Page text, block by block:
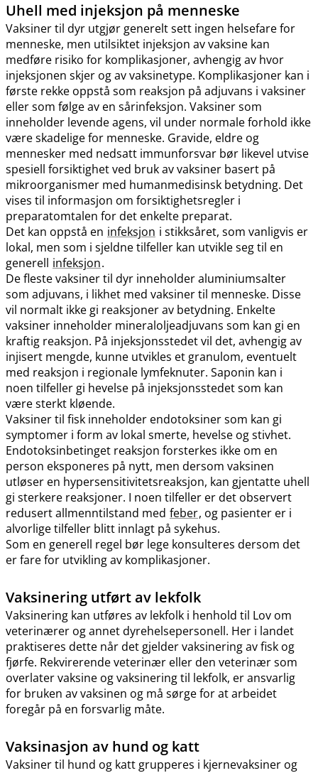
Uhell med injeksjon på menneske
Vaksiner til dyr utgjør generelt sett ingen helsefare for
menneske, men utilsiktet injeksjon av vaksine kan
medføre risiko for komplikasjoner, avhengig av hvor
injeksjonen skjer og av vaksinetype. Komplikasjoner kan i
første rekke oppstå som reaksjon på adjuvans i vaksiner
eller som følge av en sårinfeksjon. Vaksiner som
inneholder levende agens, vil under normale forhold ikke
være skadelige for menneske. Gravide, eldre og
mennesker med nedsatt immunforsvar bør likevel utvise
spesiell forsiktighet ved bruk av vaksiner basert på
mikroorganismer med humanmedisinsk betydning. Det
vises til informasjon om forsiktighetsregler i
preparatomtalen for det enkelte preparat.
Det kan oppstå en infeksjon i stikksåret, som vanligvis er
lokal, men som i sjeldne tilfeller kan utvikle seg til en
generell infeksjon.
De fleste vaksiner til dyr inneholder aluminiumsalter
som adjuvans, i likhet med vaksiner til menneske. Disse
vil normalt ikke gi reaksjoner av betydning. Enkelte
vaksiner inneholder mineraloljeadjuvans som kan gi en
kraftig reaksjon. På injeksjonsstedet vil det, avhengig av
injisert mengde, kunne utvikles et granulom, eventuelt
med reaksjon i regionale lymfeknuter. Saponin kan i
noen tilfeller gi hevelse på injeksjonsstedet som kan
være sterkt kløende.
Vaksiner til fisk inneholder endotoksiner som kan gi
symptomer i form av lokal smerte, hevelse og stivhet.
Endotoksinbetinget reaksjon forsterkes ikke om en
person eksponeres på nytt, men dersom vaksinen
utløser en hypersensitivitetsreaksjon, kan gjentatte uhell
gi sterkere reaksjoner. I noen tilfeller er det observert
redusert allmenntilstand med feber, og pasienter er i
alvorlige tilfeller blitt innlagt på sykehus.
Som en generell regel bør lege konsulteres dersom det
er fare for utvikling av komplikasjoner.
Vaksinering utført av lekfolk
Vaksinering kan utføres av lekfolk i henhold til Lov om
veterinærer og annet dyrehelsepersonell. Her i landet
praktiseres dette når det gjelder vaksinering av fisk og
fjørfe. Rekvirerende veterinær eller den veterinær som
overlater vaksine og vaksinering til lekfolk, er ansvarlig
for bruken av vaksinen og må sørge for at arbeidet
foregår på en forsvarlig måte.
Vaksinasjon av hund og katt
Vaksiner til hund og katt grupperes i kjernevaksiner og